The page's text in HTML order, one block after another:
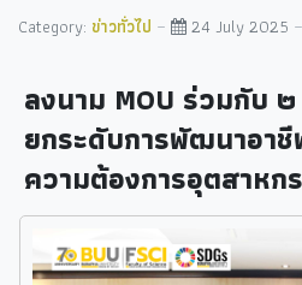
Category: ข่าวทั่วไป 24 July 2025
ลงนาม MOU ร่วมกับ
ยกระดับการพัฒนาอา
ความต้องการอุตสาหก